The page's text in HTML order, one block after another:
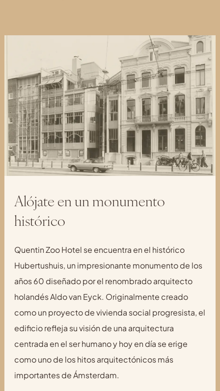
Alójate en un monumento
histórico
Quentin Zoo Hotel se encuentra en el histórico
Hubertushuis, un impresionante monumento de los
años 60 diseñado por el renombrado arquitecto
holandés Aldo van Eyck. Originalmente creado
como un proyecto de vivienda social progresista, el
edificio refleja su visión de una arquitectura
centrada en el ser humano y hoy en día se erige
como uno de los hitos arquitectónicos más
importantes de Ámsterdam.